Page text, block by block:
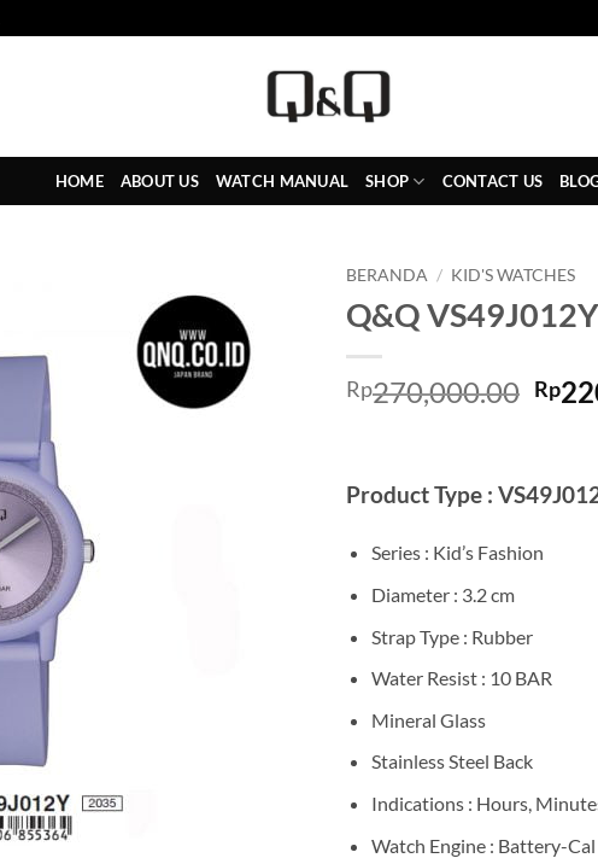
HOME ABOUT US WATCH MANUAL SHOP CONTACT US
Add to
Wishlist
BERANDA / KID'S WATCHES
Q&Q VS49J012Y
Rp270,000.00 Rp
Product Type :
Series : Kid’s Fashion
Diameter : 3.2 cm
Strap Type : Rubber
Water Resist : 10 BAR
Mineral Glass
Stainless Steel Back
Indications : Hours,
Watch Engine : Battery-